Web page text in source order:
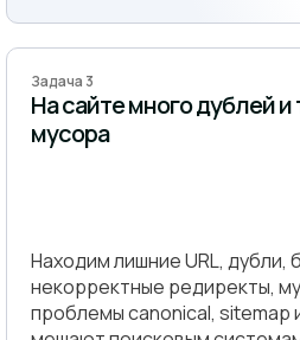
Задача 3
На сайте много дублей и
мусора
Находим лишние URL, дубли,
некорректные редиректы,
проблемы canonical, sitemap